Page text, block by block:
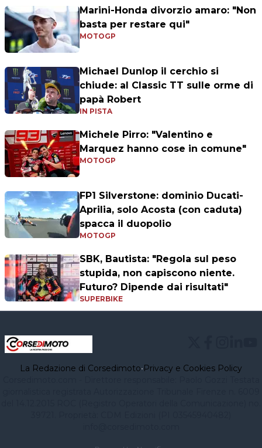
Marini-Honda divorzio amaro: "Non
basta per restare qui"
MOTOGP
Michael Dunlop il cerchio si
chiude: al Classic TT sulle orme di
papà Robert
IN PISTA
Michele Pirro: "Valentino e
Marquez hanno cose in comune"
MOTOGP
FP1 Silverstone: dominio Ducati-
Aprilia, solo Acosta (con caduta)
spacca il duopolio
MOTOGP
SBK, Bautista: "Regola sul peso
stupida, non capiscono niente.
Futuro? Dipende dai risultati"
SUPERBIKE
La Redazione di Corsedimoto•Privacy e Cookies Policy